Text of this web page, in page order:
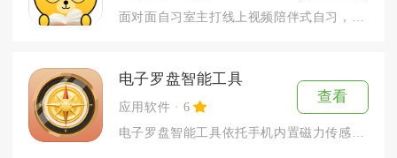
电子罗盘智能工具
应用软件 6
查看
电子罗盘智能工具依托手机内置磁力传感器整合多组测量模块，把传...